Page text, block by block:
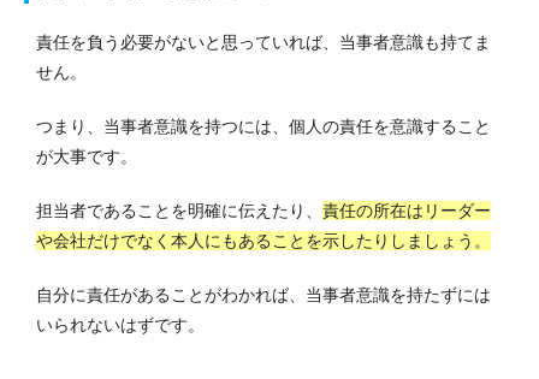
責任を負う必要がないと思っていれば、当事者意識も持てま
せん。
つまり、当事者意識を持つには、個人の責任を意識すること
が大事です。
担当者であることを明確に伝えたり、 責任の所在はリーダー
や会社だけでなく本人にもあることを示したりしましょう。
自分に責任があることがわかれば、当事者意識を持たずには
いられないはずです。